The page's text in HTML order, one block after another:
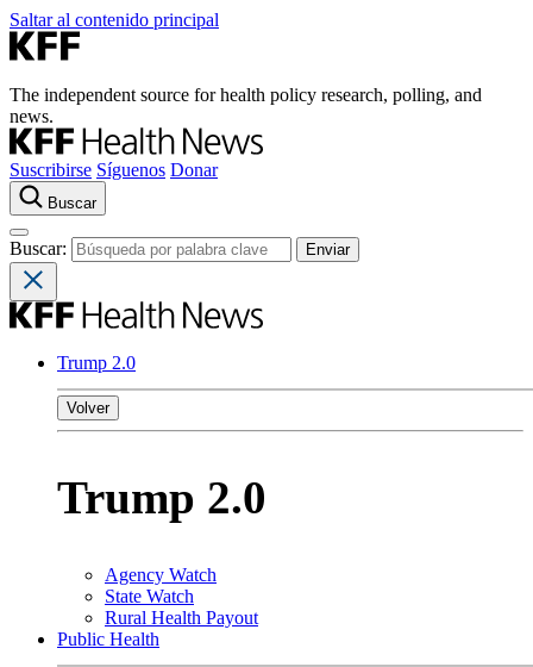
Saltar al contenido principal
The independent source for health policy research, polling, and
news.
Suscribirse Síguenos Donar
Buscar
Buscar:
Trump 2.0
Volver
Trump 2.0
Agency Watch
State Watch
Rural Health Payout
Public Health